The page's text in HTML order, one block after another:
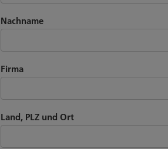
Nachname
Firma
Land, PLZ und Ort